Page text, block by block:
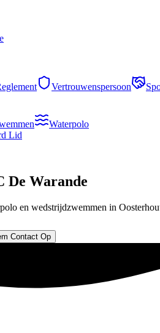
Vertrouwenspersoon
Waterpolo
Lid
De Warande
en wedstrijdzwemmen in
Contact Op